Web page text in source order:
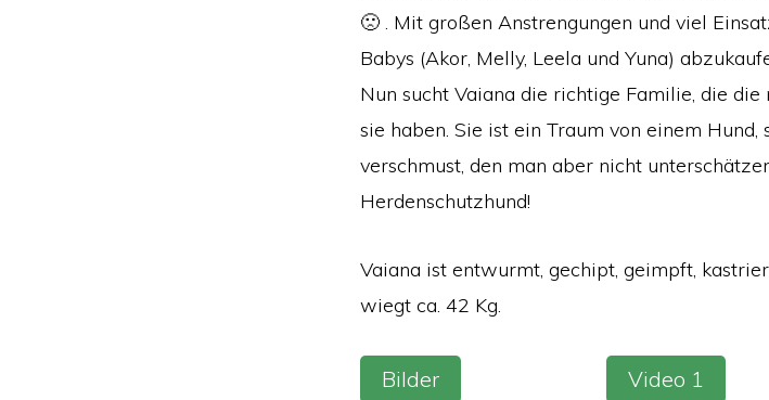
🙁 . Mit großen Anstrengungen und viel
Babys (Akor, Melly, Leela und Yuna)
Nun sucht Vaiana die richtige Familie, die
sie haben. Sie ist ein Traum von einem
verschmust, den man aber nicht
Herdenschutzhund!
Vaiana ist entwurmt, gechipt, geimpft,
wiegt ca. 42 Kg.
Bilder Video 1